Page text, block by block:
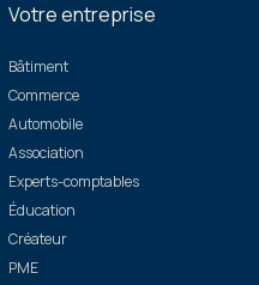
Votre entreprise
Bâtiment
Commerce
Automobile
Association
Experts-comptables
Éducation
Créateur
PME